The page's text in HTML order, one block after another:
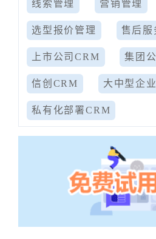
线索管理 营销管理
选型报价管理 售后服
上市公司CRM 集团
信创CRM 大中型企
私有化部署CRM